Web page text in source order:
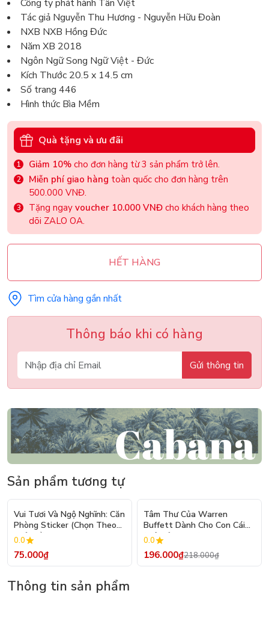
Công ty phát hành Tân Việt
Tác giả Nguyễn Thu Hương - Nguyễn Hữu Đoàn
NXB NXB Hồng Đức
Năm XB 2018
Ngôn Ngữ Song Ngữ Việt - Đức
Kích Thước 20.5 x 14.5 cm
Số trang 446
Hình thức Bìa Mềm
Quà tặng và ưu đãi
Giảm 10% cho đơn hàng từ 3 sản phẩm trở lên.
Miễn phí giao hàng toàn quốc cho đơn hàng trên
500.000 VNĐ.
Tặng ngay voucher 10.000 VNĐ cho khách hàng theo
dõi ZALO OA.
HẾT HÀNG
Tìm cửa hàng gần nhất
Thông báo khi có hàng
Gửi thông tin
Sản phẩm tương tự
Vui Tươi Và Ngộ Nghĩnh: Căn
Phòng Sticker (Chọn Theo
Chủ Đề) - Hơn 250 Sticker
0.0
75.000₫
Tâm Thư Của Warren
Buffett Dành Cho Con Cái
(Tái Bản 2026)
0.0
196.000₫218.000₫
Thông tin sản phẩm